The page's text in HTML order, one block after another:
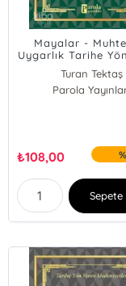
Mayalar -
Uygarlık Tarihe
Medeniyetler
Turan Tektaş
Parola
₺108,00
Sepete